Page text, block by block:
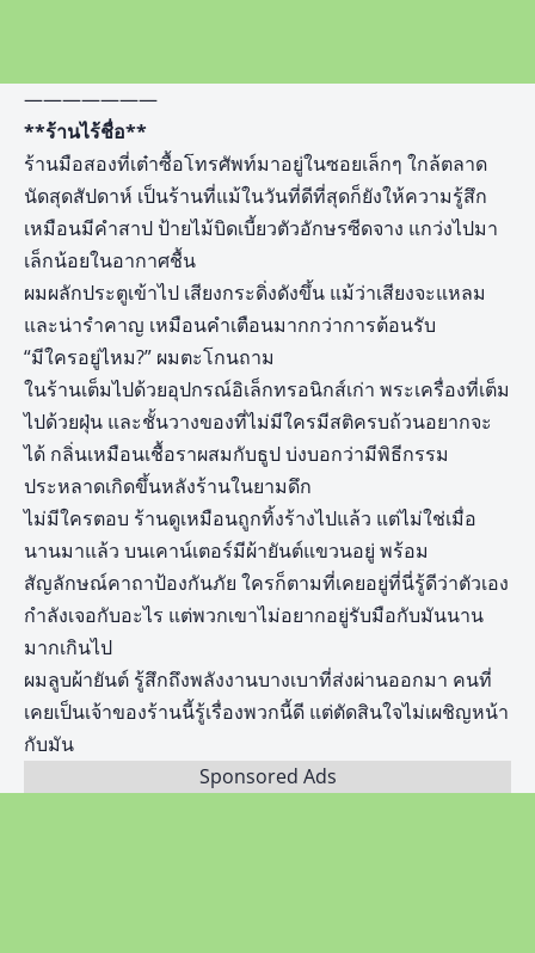
———————
**ร้านไร้ชื่อ**
ร้านมือสองที่เต๋าซื้อโทรศัพท์มาอยู่ในซอยเล็กๆ ใกล้ตลาด
นัดสุดสัปดาห์ เป็นร้านที่แม้ในวันที่ดีที่สุดก็ยังให้ความรู้สึก
เหมือนมีคำสาป ป้ายไม้บิดเบี้ยวตัวอักษรซีดจาง แกว่งไปมา
เล็กน้อยในอากาศชื้น
ผมผลักประตูเข้าไป เสียงกระดิ่งดังขึ้น แม้ว่าเสียงจะแหลม
และน่ารำคาญ เหมือนคำเตือนมากกว่าการต้อนรับ
“มีใครอยู่ไหม?” ผมตะโกนถาม
ในร้านเต็มไปด้วยอุปกรณ์อิเล็กทรอนิกส์เก่า พระเครื่องที่เต็ม
ไปด้วยฝุ่น และชั้นวางของที่ไม่มีใครมีสติครบถ้วนอยากจะ
ได้ กลิ่นเหมือนเชื้อราผสมกับธูป บ่งบอกว่ามีพิธีกรรม
ประหลาดเกิดขึ้นหลังร้านในยามดึก
ไม่มีใครตอบ ร้านดูเหมือนถูกทิ้งร้างไปแล้ว แต่ไม่ใช่เมื่อ
นานมาแล้ว บนเคาน์เตอร์มีผ้ายันต์แขวนอยู่ พร้อม
สัญลักษณ์คาถาป้องกันภัย ใครก็ตามที่เคยอยู่ที่นี่รู้ดีว่าตัวเอง
กำลังเจอกับอะไร แต่พวกเขาไม่อยากอยู่รับมือกับมันนาน
มากเกินไป
ผมลูบผ้ายันต์ รู้สึกถึงพลังงานบางเบาที่ส่งผ่านออกมา คนที่
เคยเป็นเจ้าของร้านนี้รู้เรื่องพวกนี้ดี แต่ตัดสินใจไม่เผชิญหน้า
กับมัน
Sponsored Ads